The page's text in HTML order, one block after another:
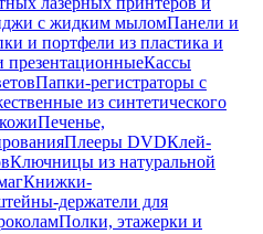
с жидким мыломПанели и
и портфели из пластика и
презентационныеКассы
Папки-регистраторы с
из синтетического
Печенье,
Плееры DVDКлей-
Ключницы из натуральной
Книжки-
держатели для
Полки, этажерки и